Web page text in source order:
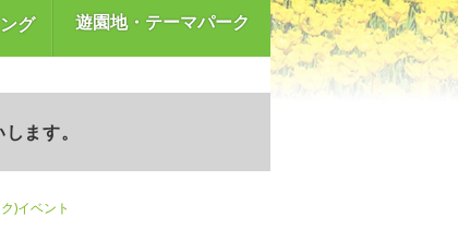
グ 遊園地・テーマパーク
ます。
)イベント